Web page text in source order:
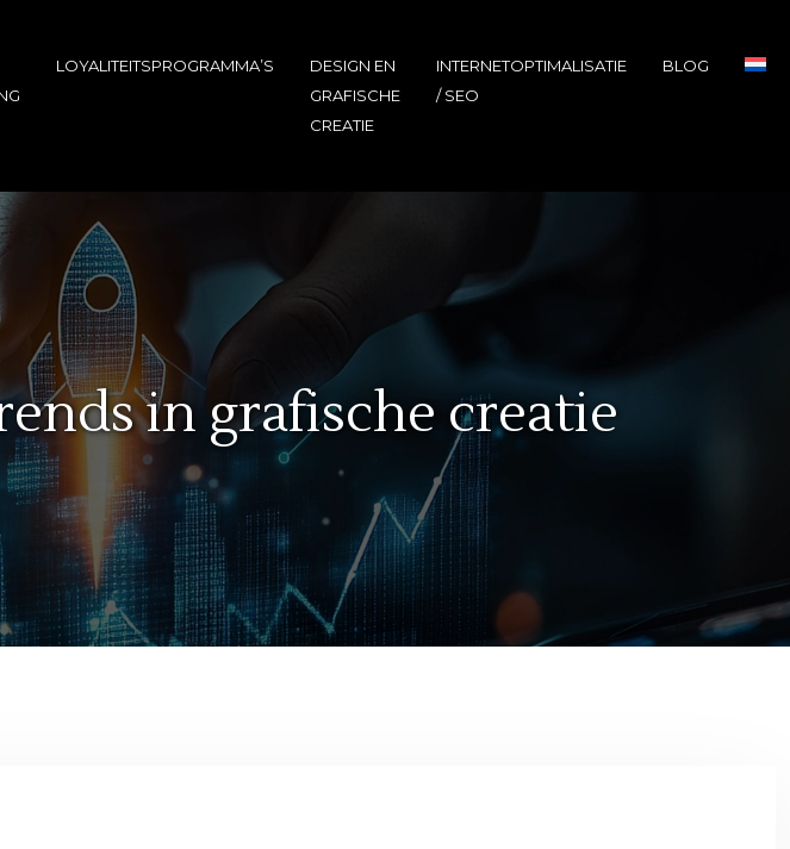
LOYALITEITSPROGRAMMA’S
DESIGN EN
GRAFISCHE
CREATIE
INTERNETOPTIMALISATIE
/ SEO
BLOG
in grafische creatie